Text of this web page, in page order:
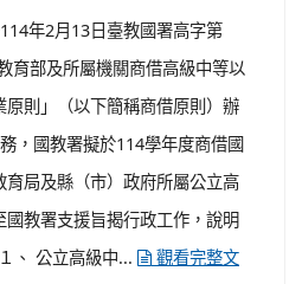
年2月13日臺教國署高字第
育部及所屬機關商借高級中等以
則」（以下簡稱商借原則）辦
，國教署擬於114學年度商借國
局及縣（市）政府所屬公立高
教署支援旨揭行政工作，說明
、 公立高級中...
觀看完整文